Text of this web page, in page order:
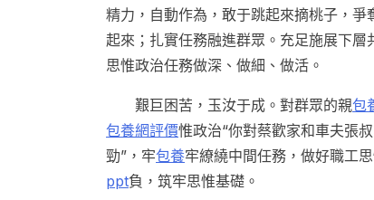
精力，自動作為，敢于跳起來摘桃子，
起來；扎實任務融進群眾。充足施展下層
思惟政治任務做深、做細、做活。
艱巨困苦，玉汝于成。對群眾的親包
包養網評價惟政治“你對蔡歡家和車夫張
勁”，牢包養牢繚繞中間任務，做好職工
ppt負，筑牢思惟基礎。